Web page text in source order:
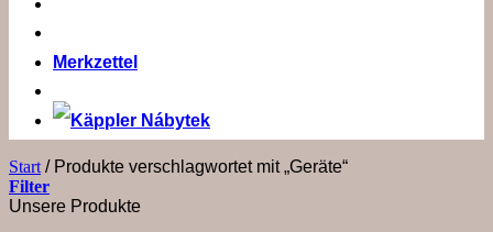
Merkzettel
Start /Produkte verschlagwortet mit „Geräte“
Filter
Unsere Produkte